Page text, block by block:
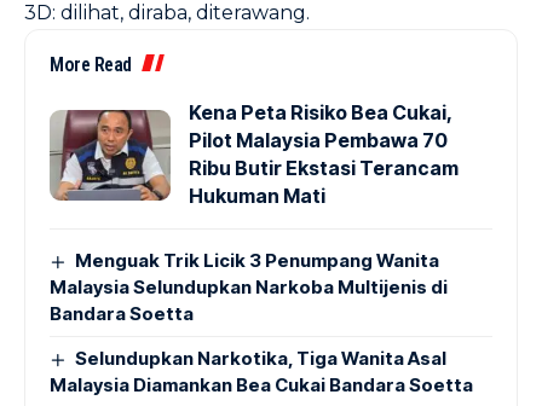
3D: dilihat, diraba, diterawang.
More Read
Kena Peta Risiko Bea Cukai,
Pilot Malaysia Pembawa 70
Ribu Butir Ekstasi Terancam
Hukuman Mati
Menguak Trik Licik 3 Penumpang Wanita
Malaysia Selundupkan Narkoba Multijenis di
Bandara Soetta
Selundupkan Narkotika, Tiga Wanita Asal
Malaysia Diamankan Bea Cukai Bandara Soetta